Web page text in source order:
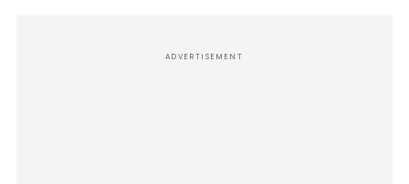
ADVERTISEMENT